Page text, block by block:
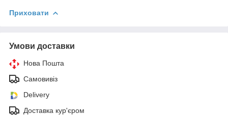
Приховати
Умови доставки
Нова Пошта
Самовивіз
Delivery
Доставка кур'єром